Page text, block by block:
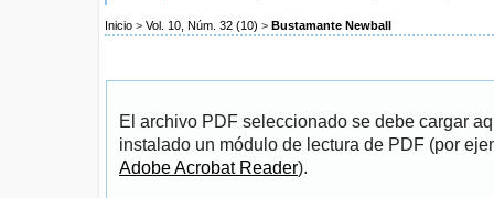
Inicio > Vol. 10, Núm. 32 (10) > Bustamante Newball
El archivo PDF seleccionado se debe cargar
instalado un módulo de lectura de PDF (por
Adobe Acrobat Reader).